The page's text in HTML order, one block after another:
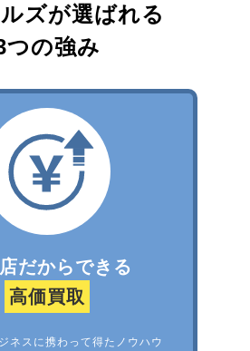
ズが選ばれる
つの強み
だからできる
高価買取
ネスに携わって得たノウハウ